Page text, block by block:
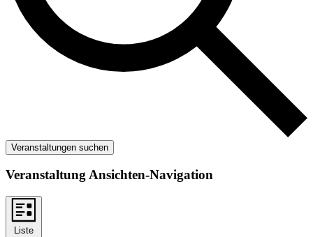
Veranstaltungen suchen
Veranstaltung Ansichten-Navigation
Liste